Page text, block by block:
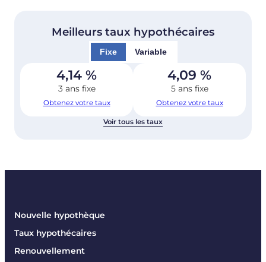
Meilleurs taux hypothécaires
Fixe Variable
4,14 %
3 ans fixe
Obtenez votre taux
4,09 %
5 ans fixe
Obtenez votre taux
Voir tous les taux
Nouvelle hypothèque
Taux hypothécaires
Renouvellement